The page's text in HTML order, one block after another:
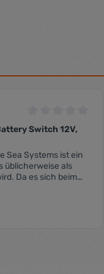
Switch 12V,
Sea Systems ist ein
üblicherweise als
Da es sich beim
den Schaltvorgang